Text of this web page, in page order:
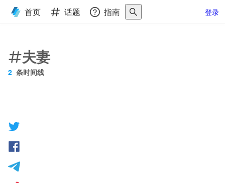
首页 话题 指南 登录
夫妻
2 条时间线